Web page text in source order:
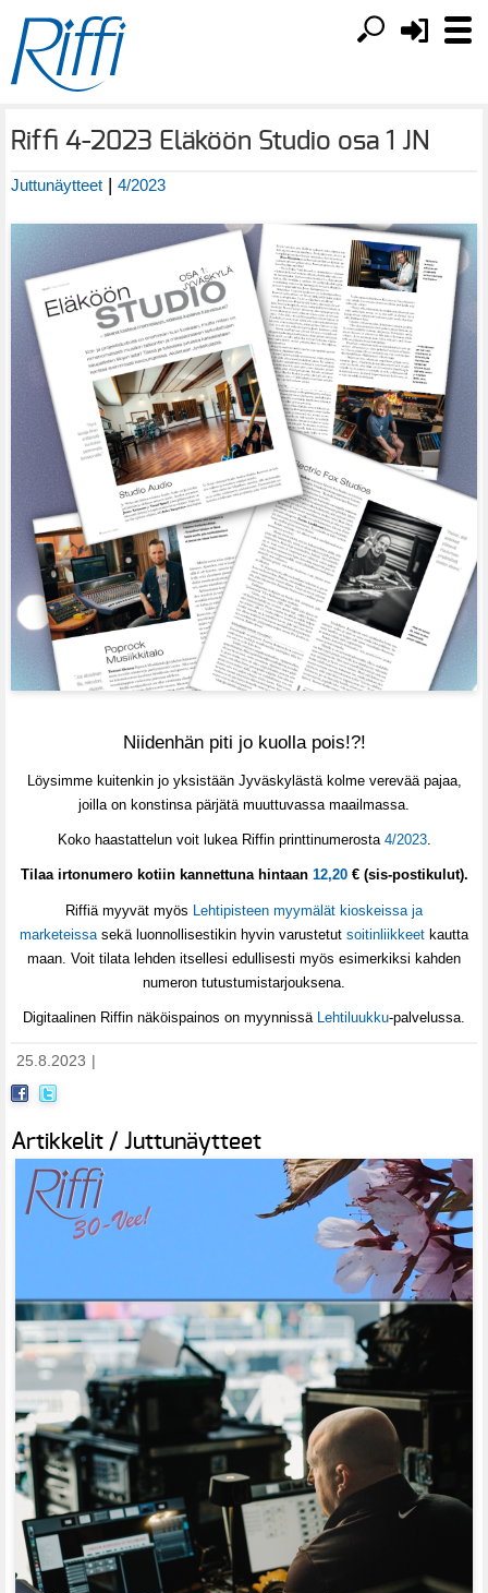
Riffi 4-2023 Eläköön Studio osa 1 JN
Juttunäytteet | 4/2023
Niidenhän piti jo kuolla pois!?!
Löysimme kuitenkin jo yksistään Jyväskylästä kolme verevää pajaa,
joilla on konstinsa pärjätä muuttuvassa maailmassa.
Koko haastattelun voit lukea Riffin printtinumerosta 4/2023.
Tilaa irtonumero kotiin kannettuna hintaan 12,20€ (sis-postikulut).
Riffiä myyvät myös
Lehtipisteen myymälät kioskeissa ja
marketeissa sekä luonnollisestikin hyvin varustetut soitinliikkeet kautta
maan. Voit tilata lehden itsellesi edullisesti myös esimerkiksi kahden
numeron tutustumistarjouksena.
Digitaalinen Riffin näköispainos on myynnissä Lehtiluukku-palvelussa.
25.8.2023 |
Artikkelit / Juttunäytteet